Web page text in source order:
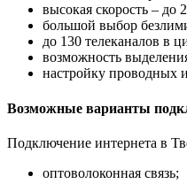
высокая скорость – до
большой выбор
до 130 телеканалов в
возможность
настройку проводных
Возможные варианты
Подключение интернета в
оптоволоконная связь;